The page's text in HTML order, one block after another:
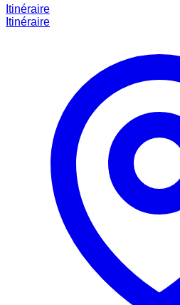
Itinéraire
Itinéraire